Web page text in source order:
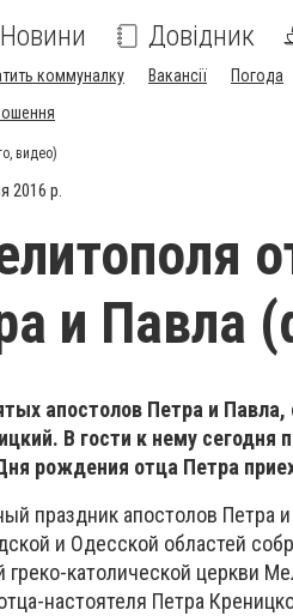
Новини Довідник
коммуналку Вакансії Погода
видео)
2016 р.
и Павла
апостолов Петра и
В гости к нему сегодня
рождения отца Петра
праздник апостолов Петра
и Одесской областей
греко-католической церкви
настоятеля Петра